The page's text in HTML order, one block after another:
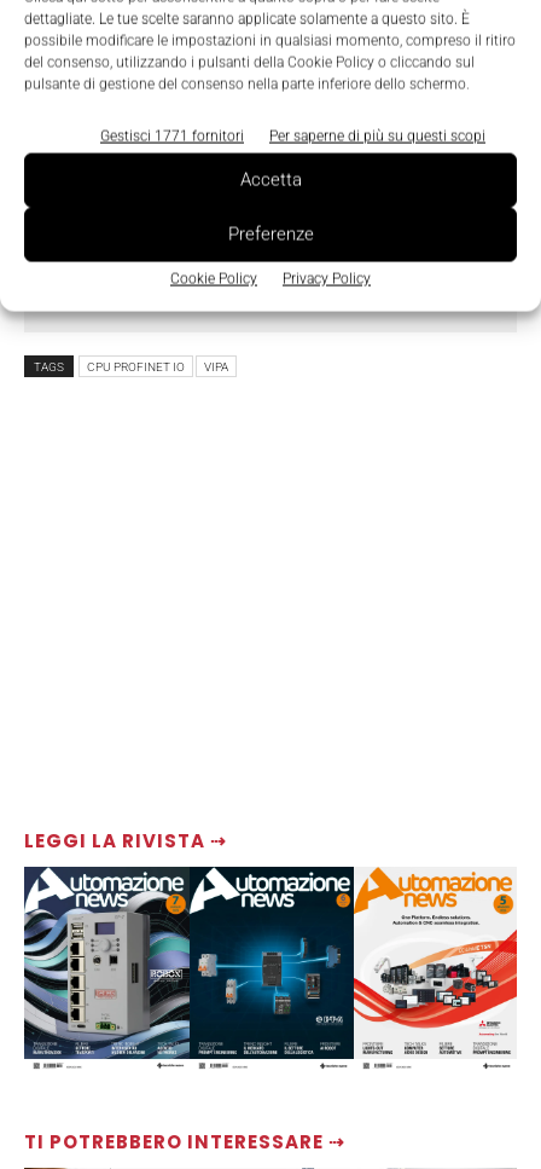
dettagliate. Le tue scelte saranno applicate solamente a questo sito. È
possibile modificare le impostazioni in qualsiasi momento, compreso il ritiro
del consenso, utilizzando i pulsanti della Cookie Policy o cliccando sul
pulsante di gestione del consenso nella parte inferiore dello schermo.
Gestisci 1771 fornitori Per saperne di più su questi scopi
Accetta
Preferenze
Cookie Policy Privacy Policy
LEGGI LA RIVISTA ⇢
TI POTREBBERO INTERESSARE ⇢
Ho letto e compreso l'Informativa sulla Privacy e
do il consenso al trattamento dei dati da parte di
TAGS CPU PROFINET IO VIPA